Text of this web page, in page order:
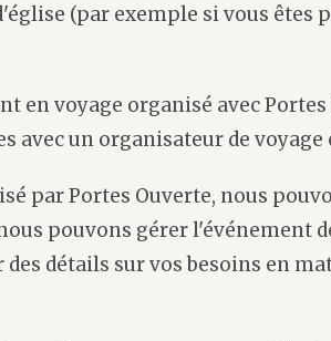
(par exemple si vous êtes
en voyage organisé avec
avec un organisateur de
par Portes Ouverte, nous
pouvons gérer l'événement
détails sur vos besoins en